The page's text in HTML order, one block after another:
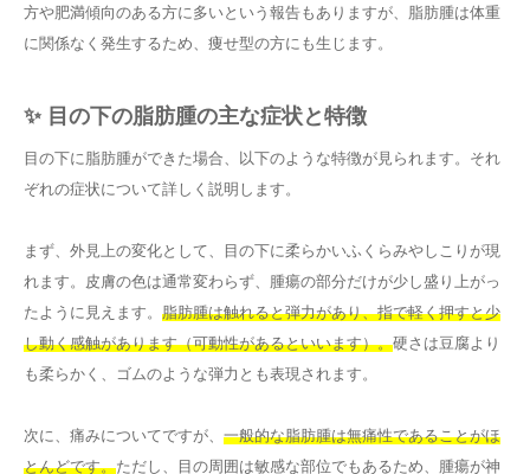
方や肥満傾向のある方に多いという報告もありますが、脂肪腫は体重
に関係なく発生するため、痩せ型の方にも生じます。
✨ 目の下の脂肪腫の主な症状と特徴
目の下に脂肪腫ができた場合、以下のような特徴が見られます。それ
ぞれの症状について詳しく説明します。
まず、外見上の変化として、目の下に柔らかいふくらみやしこりが現
れます。皮膚の色は通常変わらず、腫瘍の部分だけが少し盛り上がっ
たように見えます。 脂肪腫は触れると弾力があり、指で軽く押すと少
し動く感触があります（可動性があるといいます）。硬さは豆腐より
も柔らかく、ゴムのような弾力とも表現されます。
次に、痛みについてですが、 一般的な脂肪腫は無痛性であることがほ
とんどです。ただし、目の周囲は敏感な部位でもあるため、腫瘍が神